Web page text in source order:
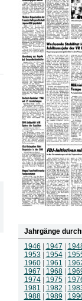
Jahrgänge
1946
1947
1953
1954|
1960| 1961
1967
1968|
1974| 1975|
1981
1982
1988| 1989